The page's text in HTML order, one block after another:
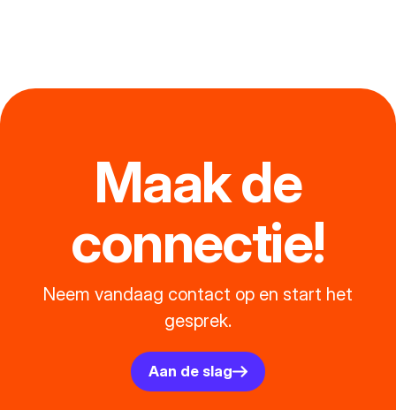
Maak de
connectie!
Neem vandaag contact op en start het
gesprek.
Aan de slag